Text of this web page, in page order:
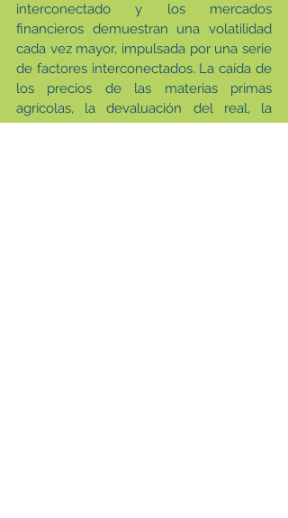
interconectado y los mercados
financieros demuestran una volatilidad
cada vez mayor, impulsada por una serie
de factores interconectados. La caída de
los precios de las materias primas
agrícolas, la devaluación del real, la
inestabilidad de los bonos